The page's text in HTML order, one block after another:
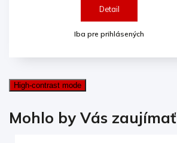
Iba pre prihlásených
Detail
High-contrast mode
Mohlo by Vás zaujímať